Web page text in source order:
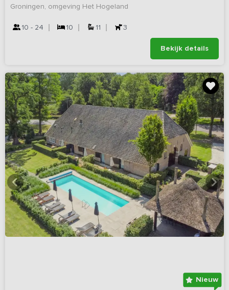
Groningen, omgeving Het Hogeland
10 - 24 10 11 3
Bekijk details
Nieuw